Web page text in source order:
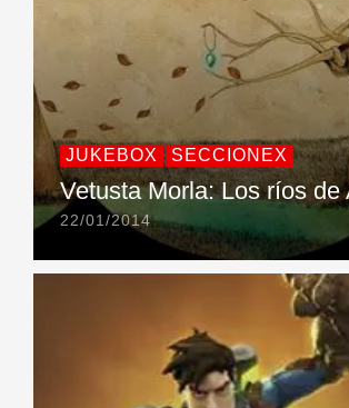
JUKEBOX SECCIONEX
Vetusta Morla: Los ríos de
22/01/2014